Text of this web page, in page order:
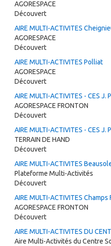
AGORESPACE
Découvert
AIRE MULTI-ACTIVITES
AGORESPACE
Découvert
AIRE MULTI-ACTIVITES Polliat
AGORESPACE
Découvert
AIRE MULTI-ACTIVITES - CES
AGORESPACE FRONTON
Découvert
AIRE MULTI-ACTIVITES - CES
TERRAIN DE HAND
Découvert
AIRE MULTI-ACTIVITES
Plateforme Multi-Activités
Découvert
AIRE MULTI-ACTIVITES
AGORESPACE FRONTON
Découvert
AIRE MULTI-ACTIVITES DU
Aire Multi-Activités du Centre